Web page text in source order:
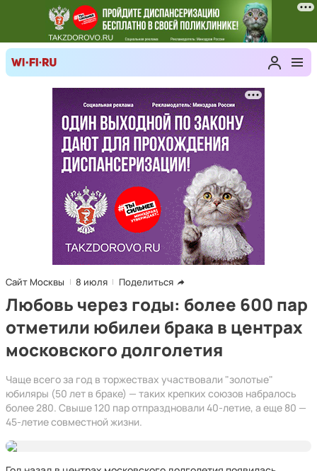
Сайт Москвы 8 июля Поделиться
Любовь через годы: более 600 пар
отметили юбилеи брака в центрах
московского долголетия
Чаще всего за год в торжествах участвовали "золотые"
юбиляры (50 лет в браке) — таких крепких союзов набралось
более 280. Свыше 120 пар отпраздновали 40-летие, а еще 80 —
45-летие совместной жизни.